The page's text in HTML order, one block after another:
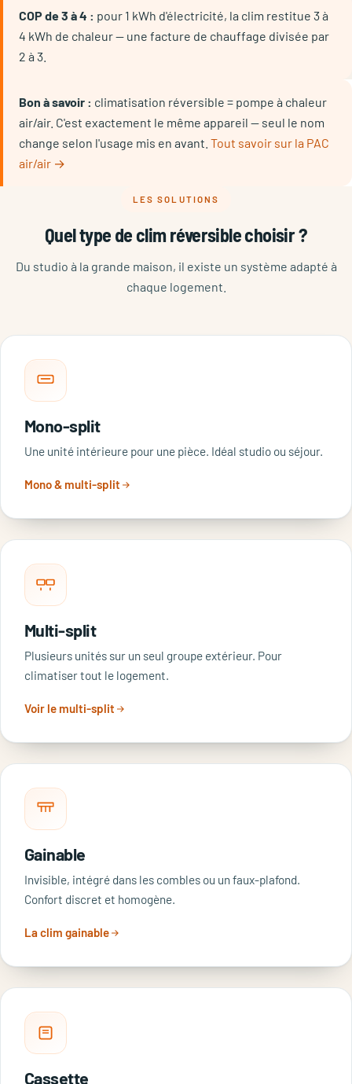
COP de 3 à 4 : pour 1 kWh d'électricité, la clim restitue 3 à
4 kWh de chaleur — une facture de chauffage divisée par
2 à 3.
Bon à savoir : climatisation réversible = pompe à chaleur
air/air. C'est exactement le même appareil — seul le nom
change selon l'usage mis en avant. Tout savoir sur la PAC
air/air →
LES SOLUTIONS
Quel type de clim réversible choisir ?
Du studio à la grande maison, il existe un système adapté à
chaque logement.
Mono-split
Une unité intérieure pour une pièce. Idéal studio ou séjour.
Mono & multi-split
Multi-split
Plusieurs unités sur un seul groupe extérieur. Pour
climatiser tout le logement.
Voir le multi-split
Gainable
Invisible, intégré dans les combles ou un faux-plafond.
Confort discret et homogène.
La clim gainable
Cassette